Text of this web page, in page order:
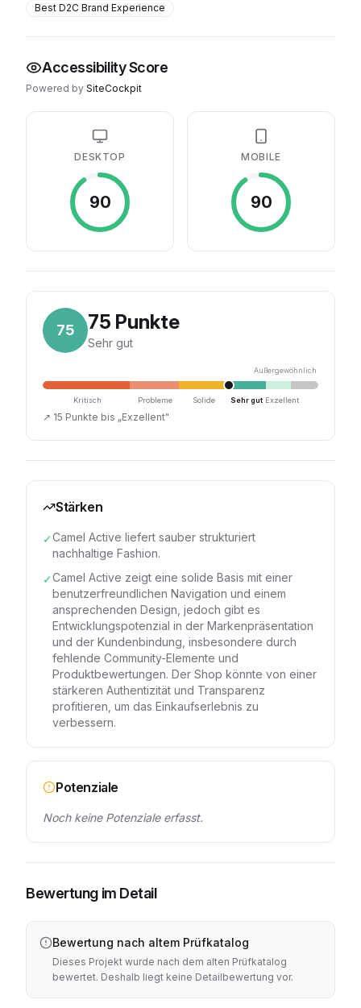
Best D2C Brand Experience
Accessibility Score
Powered by SiteCockpit
DESKTOP
90
MOBILE
90
75 75 Punkte
Sehr gut
Außergewöhnlich
Kritisch Probleme Solide Sehr gut Exzellent
↗ 15 Punkte bis „Exzellent"
Stärken
✓Camel Active liefert sauber strukturiert
nachhaltige Fashion.
✓Camel Active zeigt eine solide Basis mit einer
benutzerfreundlichen Navigation und einem
ansprechenden Design, jedoch gibt es
Entwicklungspotenzial in der Markenpräsentation
und der Kundenbindung, insbesondere durch
fehlende Community-Elemente und
Produktbewertungen. Der Shop könnte von einer
stärkeren Authentizität und Transparenz
profitieren, um das Einkaufserlebnis zu
verbessern.
Potenziale
Noch keine Potenziale erfasst.
Bewertung im Detail
Bewertung nach altem Prüfkatalog
Dieses Projekt wurde nach dem alten Prüfkatalog
bewertet. Deshalb liegt keine Detailbewertung vor.